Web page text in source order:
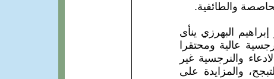
والطائفية.
البهرزي ينأى
عالية ومحتقرا
والنرجسية غير
والمزايدة على